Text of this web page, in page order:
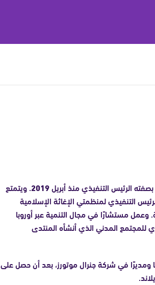
الرئيس التنفيذي منذ أبريل2019. ويتمتع
التنفيذي لمنظمتي الإغاثة الإسلامية
وعمل مستشارًا في مجال التنمية عبر أوروبا
المدني الذي أنشأه المنتدى
ومديرًا في شركة جنرال موتورز، بعد أن حصل على